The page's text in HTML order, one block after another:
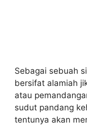
Sebagai sebuah
bersifat alamiah
atau
sudut pandang
tentunya akan